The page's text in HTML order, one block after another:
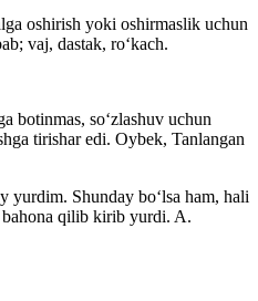
oshirish yoki oshirmaslik uchun
vaj, dastak, roʻkach.
botinmas, soʻzlashuv uchun
tirishar edi. Oybek, Tanlangan
yurdim. Shunday boʻlsa ham, hali
qilib kirib yurdi. A.